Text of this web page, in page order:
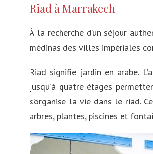
Pologne
Suisse
Autriche
Islande
Riad à Marrakech
À la recherche d’un séjour
médinas des villes impériales
Riad signifie jardin en arabe.
jusqu’à quatre étages
s’organise la vie dans le riad.
arbres, plantes, piscines et